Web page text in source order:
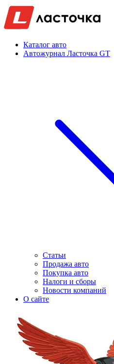
Каталог авто
Автожурнал Ласточка GT
Статьи
Продажа авто
Покупка авто
Налоги и сборы
Новости компаний
О сайте